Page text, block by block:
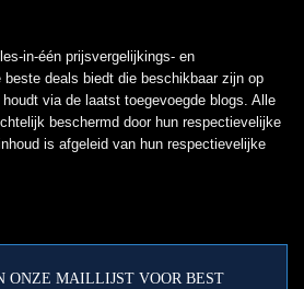
in-één prijsvergelijkings- en
beste deals biedt die beschikbaar zijn op
via de laatst toegevoegde blogs. Alle
beschermd door hun respectievelijke
is afgeleid van hun respectievelijke
ONZE MAILLIJST VOOR BEST